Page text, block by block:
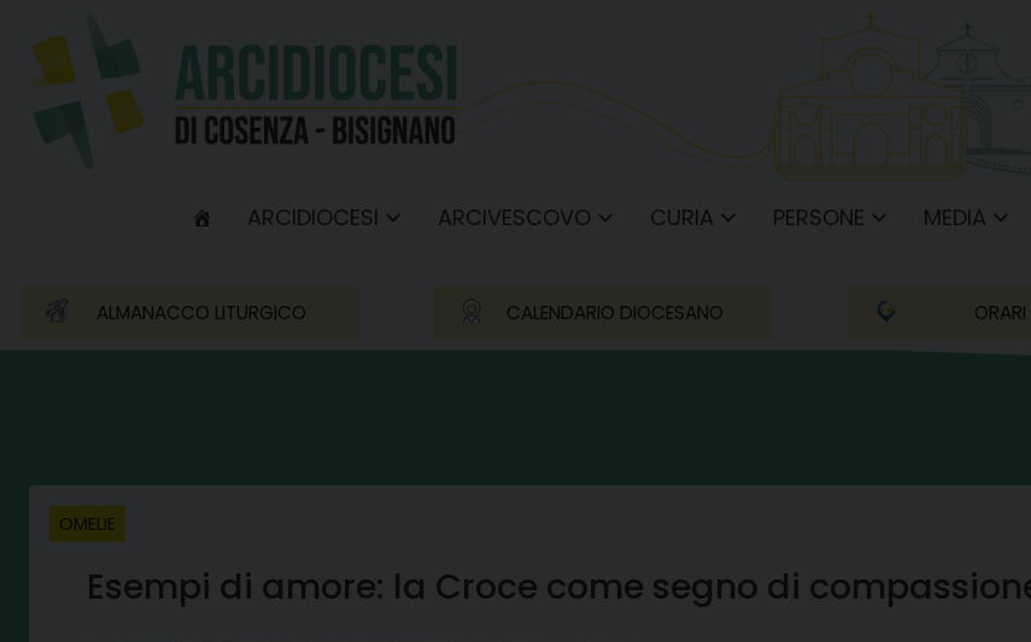
content
ARCIDIOCESI ARCIVESCOVO CURIA PERSONE MEDIA
ALMANACCO LITURGICO CALENDARIO DIOCESANO ORARI
OMELIE
Esempi di amore: la Croce come segno di